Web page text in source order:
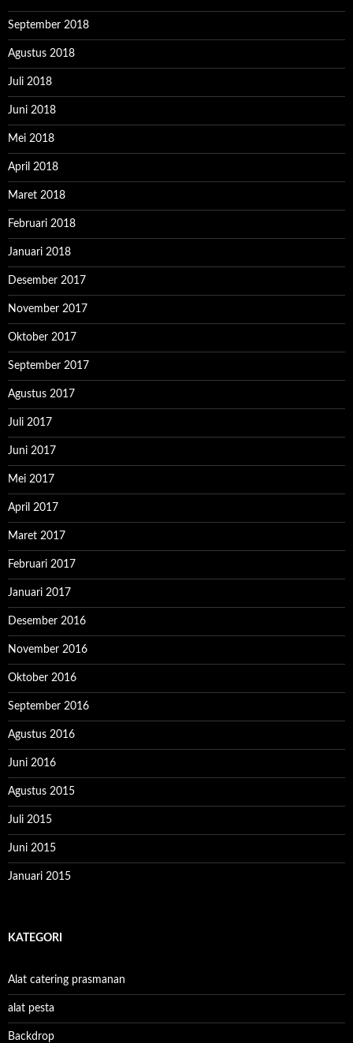
September 2018
Agustus 2018
Juli 2018
Juni 2018
Mei 2018
April 2018
Maret 2018
Februari 2018
Januari 2018
Desember 2017
November 2017
Oktober 2017
September 2017
Agustus 2017
Juli 2017
Juni 2017
Mei 2017
April 2017
Maret 2017
Februari 2017
Januari 2017
Desember 2016
November 2016
Oktober 2016
September 2016
Agustus 2016
Juni 2016
Agustus 2015
Juli 2015
Juni 2015
Januari 2015
KATEGORI
Alat catering prasmanan
alat pesta
Backdrop